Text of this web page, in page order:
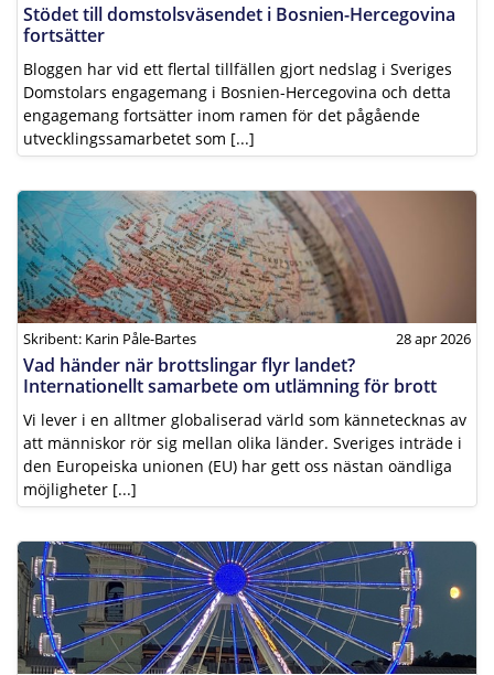
Stödet till domstolsväsendet i Bosnien-Hercegovina
fortsätter
Bloggen har vid ett flertal tillfällen gjort nedslag i Sveriges
Domstolars engagemang i Bosnien-Hercegovina och detta
engagemang fortsätter inom ramen för det pågående
utvecklingssamarbetet som [...]
Skribent: Karin Påle-Bartes 28 apr 2026
Vad händer när brottslingar flyr landet?
Internationellt samarbete om utlämning för brott
Vi lever i en alltmer globaliserad värld som kännetecknas av
att människor rör sig mellan olika länder. Sveriges inträde i
den Europeiska unionen (EU) har gett oss nästan oändliga
möjligheter [...]